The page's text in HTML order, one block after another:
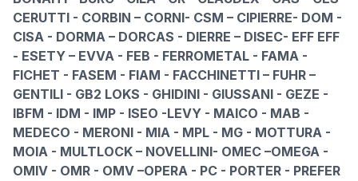
CERUTTI - CORBIN – CORNI- CSM – CIPIERRE- DOM -
CISA - DORMA – DORCAS - DIERRE – DISEC- EFF EFF
- ESETY – EVVA - FEB - FERROMETAL - FAMA -
FICHET - FASEM - FIAM - FACCHINETTI – FUHR –
GENTILI - GB2 LOKS - GHIDINI - GIUSSANI - GEZE -
IBFM - IDM - IMP - ISEO -LEVY - MAICO - MAB -
MEDECO - MERONI - MIA - MPL - MG - MOTTURA -
MOIA - MULTLOCK – NOVELLINI- OMEC –OMEGA -
OMIV - OMR - OMV –OPERA - PC - PORTER - PREFER